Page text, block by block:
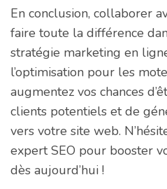
En conclusion, collaborer
faire toute la différence
stratégie marketing en
l’optimisation pour les
augmentez vos chances
clients potentiels et de
vers votre site web.
expert SEO pour booster
dès aujourd’hui !